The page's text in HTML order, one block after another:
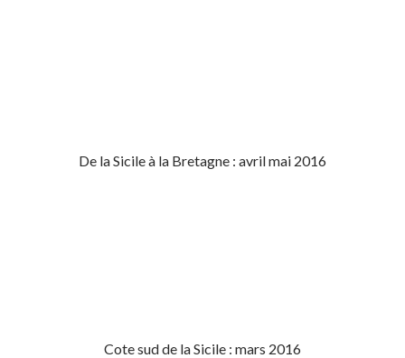
De la Sicile à la Bretagne : avril mai 2016
Cote sud de la Sicile : mars 2016